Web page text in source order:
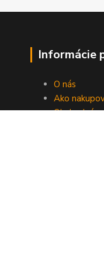
Informácie
O nás
Ako
Obchodné